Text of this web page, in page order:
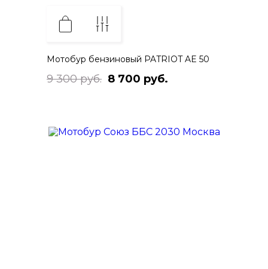
Мотобур бензиновый PATRIOT AE 50
9 300 руб. 8 700 руб.